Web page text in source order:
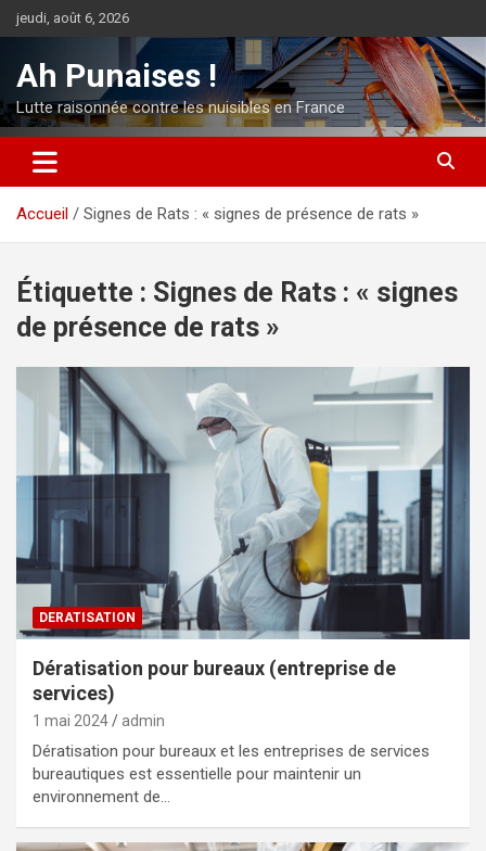
Aller
au
jeudi, août 6, 2026
Ah Punaises !
Lutte raisonnée contre les nuisibles en France
Accueil Signes de Rats : « signes de présence de rats »
Étiquette : Signes de Rats : « signes
de présence de rats »
DERATISATION
Dératisation pour bureaux (entreprise de
services)
1 mai 2024 admin
Dératisation pour bureaux et les entreprises de services
bureautiques est essentielle pour maintenir un
environnement de…